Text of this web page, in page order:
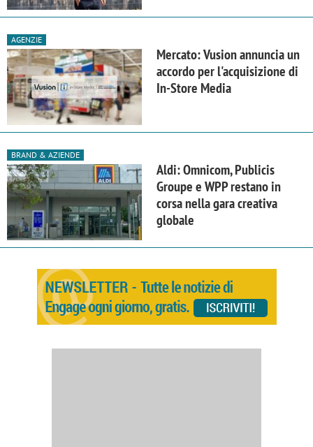
AGENZIE
Mercato: Vusion annuncia un
accordo per l'acquisizione di
In-Store Media
BRAND & AZIENDE
Aldi: Omnicom, Publicis
Groupe e WPP restano in
corsa nella gara creativa
globale